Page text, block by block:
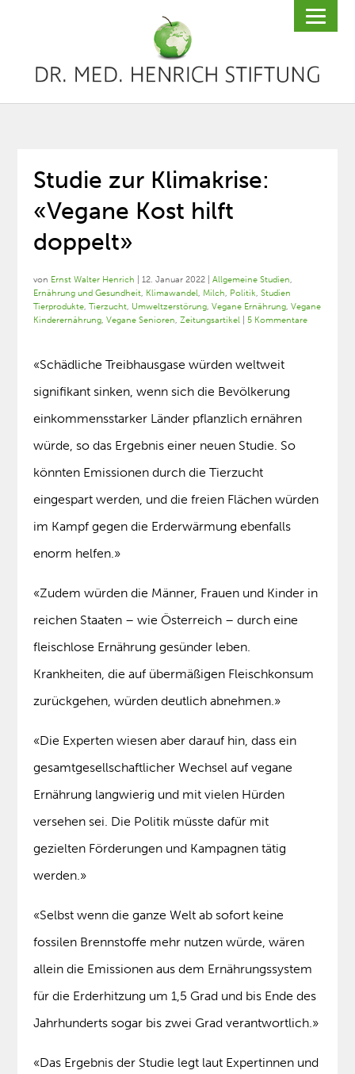
Studie zur Klimakrise:
«Vegane Kost hilft
doppelt»
von Ernst Walter Henrich |12. Januar 2022 |Allgemeine Studien,
Ernährung und Gesundheit, Klimawandel, Milch, Politik,Studien
Tierprodukte,Tierzucht, Umweltzerstörung,Vegane Ernährung,Vegane
Kinderernährung,Vegane Senioren,Zeitungsartikel |5 Kommentare
«Schädliche Treibhausgase würden weltweit
signifikant sinken, wenn sich die Bevölkerung
einkommensstarker Länder pflanzlich ernähren
würde, so das Ergebnis einer neuen Studie. So
könnten Emissionen durch die Tierzucht
eingespart werden, und die freien Flächen würden
im Kampf gegen die Erderwärmung ebenfalls
enorm helfen.»
«Zudem würden die Männer, Frauen und Kinder in
reichen Staaten – wie Österreich – durch eine
fleischlose Ernährung gesünder leben.
Krankheiten, die auf übermäßigen Fleischkonsum
zurückgehen, würden deutlich abnehmen.»
«Die Experten wiesen aber darauf hin, dass ein
gesamtgesellschaftlicher Wechsel auf vegane
Ernährung langwierig und mit vielen Hürden
versehen sei. Die Politik müsste dafür mit
gezielten Förderungen und Kampagnen tätig
werden.»
«Selbst wenn die ganze Welt ab sofort keine
fossilen Brennstoffe mehr nutzen würde, wären
allein die Emissionen aus dem Ernährungssystem
für die Erderhitzung um 1,5 Grad und bis Ende des
Jahrhunderts sogar bis zwei Grad verantwortlich.»
«Das Ergebnis der Studie legt laut Expertinnen und